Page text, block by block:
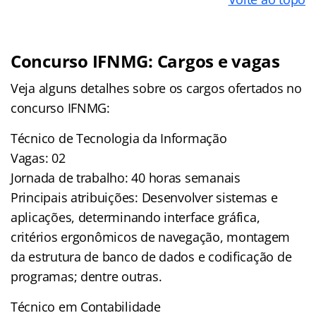
Concurso IFNMG: Cargos e vagas
Veja alguns detalhes sobre os cargos ofertados no
concurso IFNMG:
Técnico de Tecnologia da Informação
Vagas: 02
Jornada de trabalho: 40 horas semanais
Principais atribuições: Desenvolver sistemas e
aplicações, determinando interface gráfica,
critérios ergonômicos de navegação, montagem
da estrutura de banco de dados e codificação de
programas; dentre outras.
Técnico em Contabilidade